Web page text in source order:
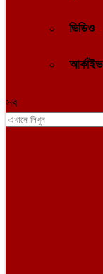
ভিডিও
আর্কাইভ
সব